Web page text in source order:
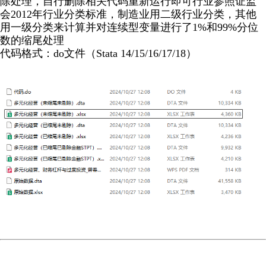
会2012年行业分类标准，制造业用二级行业分类，其他
用一级分类来计算并对连续型变量进行了1%和99%分位
数的缩尾处理
代码格式：do文件（Stata 14/15/16/17/18）